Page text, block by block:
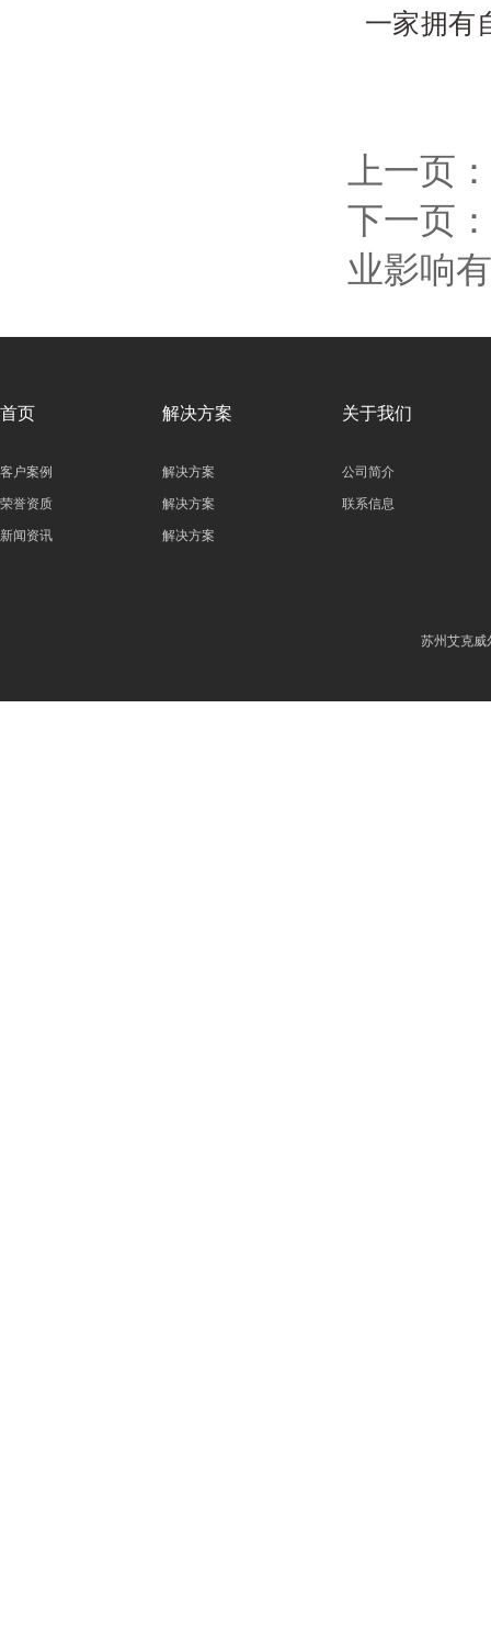
一家拥有
上一页
下一页
业影响
首页
客户案例
荣誉资质
新闻资讯
解决方案
解决方案
解决方案
解决方案
关于我们
公司简介
联系信息
苏州艾克威